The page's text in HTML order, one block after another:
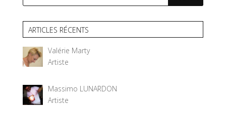
ARTICLES RÉCENTS
Valérie Marty
Artiste
Massimo LUNARDON
Artiste